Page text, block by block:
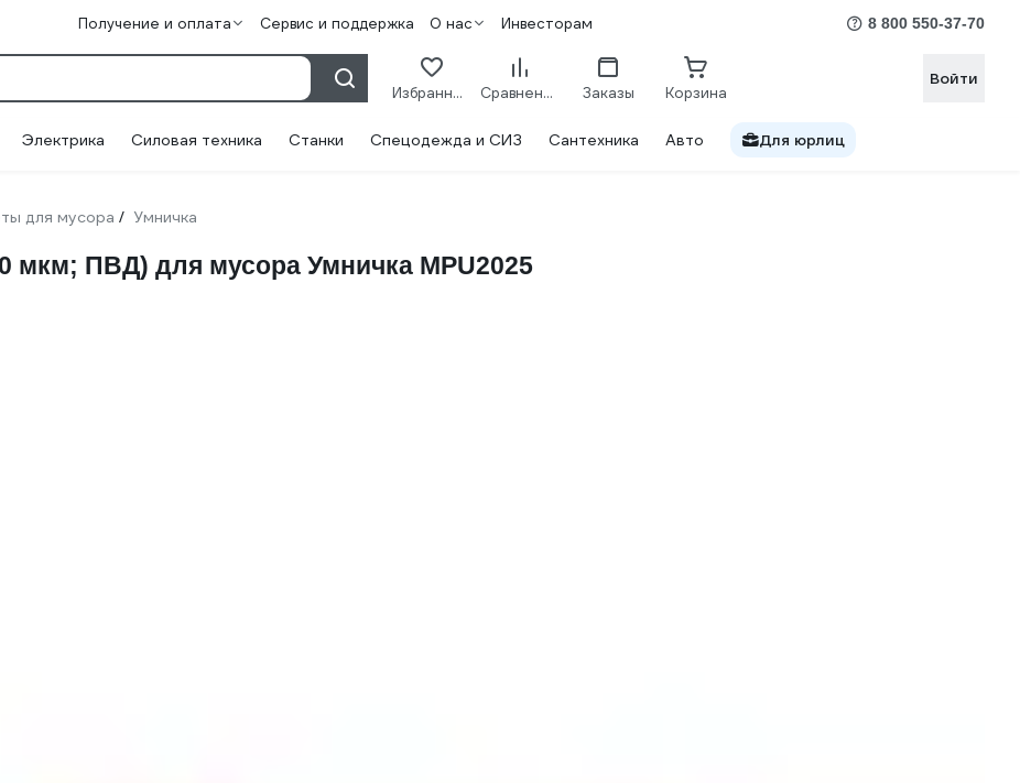
Получение и оплата Сервис и поддержка О нас Инвесторам 8 800 550-37-70
Избранное Сравнение Заказы Корзина
Войти
Электрика Силовая техника Станки Спецодежда и СИЗ Сантехника Авто Для юрлиц
для мусора / Умничка
мкм; ПВД) для мусора Умничка MPU2025